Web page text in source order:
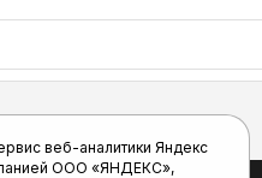
веб-аналитики Яндекс
ООО «ЯНДЕКС»,